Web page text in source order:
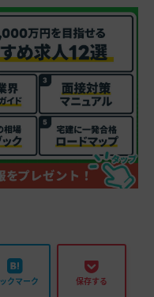
クマーク 保存する